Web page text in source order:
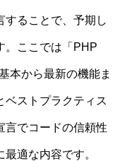
することで、予期し
。ここでは「PHP
本から最新の機能ま
ベストプラクティス
言でコードの信頼性
適な内容です。